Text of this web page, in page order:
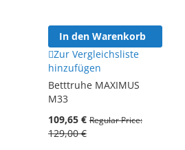
In den Warenkorb
Zur Vergleichsliste
hinzufügen
Betttruhe MAXIMUS
M33
109,65 € Regular Price
129,00 €